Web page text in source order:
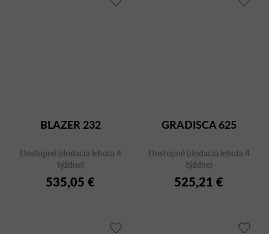
BLAZER 232
Dostupné (dodacia lehota 4
týždne)
535,05 €
GRADISCA 625
Dostupné (dodacia lehota 4
týždne)
525,21 €